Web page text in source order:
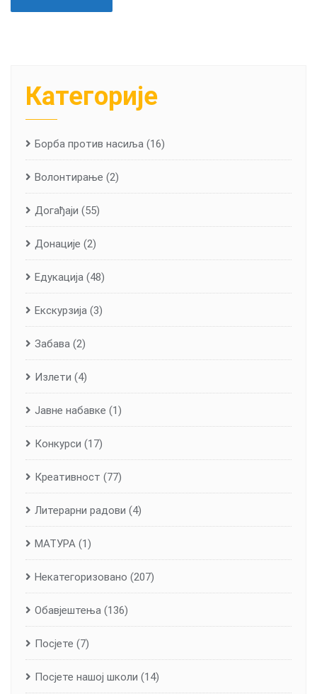
Категорије
Борба против насиља (16)
Волонтирање (2)
Догађаји (55)
Донације (2)
Едукација (48)
Екскурзија (3)
Забава (2)
Излети (4)
Јавне набавке (1)
Конкурси (17)
Креативност (77)
Литерарни радови (4)
МАТУРА (1)
Некатегоризовано (207)
Обавјештења (136)
Посјете (7)
Посјете нашој школи (14)